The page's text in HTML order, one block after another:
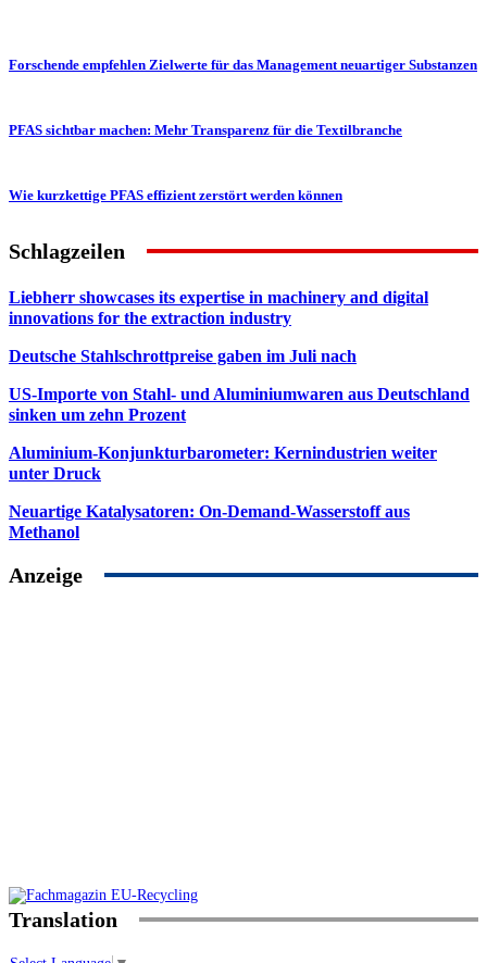
Forschende empfehlen Zielwerte für das Management neuartiger Substanzen
PFAS sichtbar machen: Mehr Transparenz für die Textilbranche
Wie kurzkettige PFAS effizient zerstört werden können
Schlagzeilen
Liebherr showcases its expertise in machinery and digital
innovations for the extraction industry
Deutsche Stahlschrottpreise gaben im Juli nach
US-Importe von Stahl- und Aluminiumwaren aus Deutschland
sinken um zehn Prozent
Aluminium-Konjunkturbarometer: Kernindustrien weiter
unter Druck
Neuartige Katalysatoren: On-Demand-Wasserstoff aus
Methanol
Anzeige
Translation